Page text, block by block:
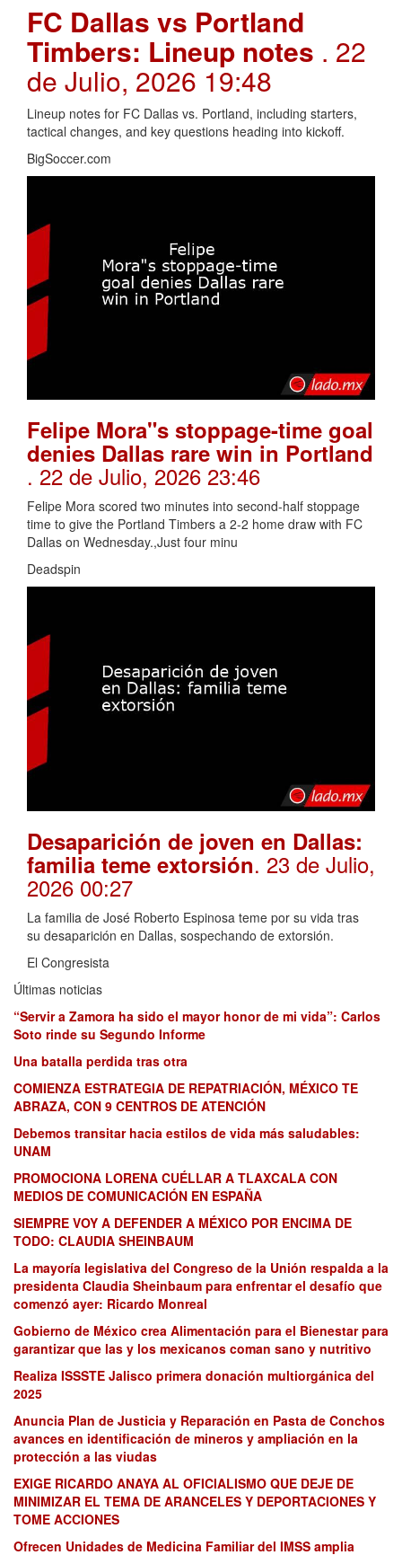
FC Dallas vs Portland
Timbers: Lineup notes . 22
de Julio, 2026 19:48
Lineup notes for FC Dallas vs. Portland, including starters,
tactical changes, and key questions heading into kickoff.
BigSoccer.com
Felipe Mora"s stoppage-time goal
denies Dallas rare win in Portland
. 22 de Julio, 2026 23:46
Felipe Mora scored two minutes into second-half stoppage
time to give the Portland Timbers a 2-2 home draw with FC
Dallas on Wednesday.,Just four minu
Deadspin
Desaparición de joven en Dallas:
familia teme extorsión. 23 de Julio,
2026 00:27
La familia de José Roberto Espinosa teme por su vida tras
su desaparición en Dallas, sospechando de extorsión.
El Congresista
Últimas noticias
“Servir a Zamora ha sido el mayor honor de mi vida”: Carlos
Soto rinde su Segundo Informe
Una batalla perdida tras otra
COMIENZA ESTRATEGIA DE REPATRIACIÓN, MÉXICO TE
ABRAZA, CON 9 CENTROS DE ATENCIÓN
Debemos transitar hacia estilos de vida más saludables:
UNAM
PROMOCIONA LORENA CUÉLLAR A TLAXCALA CON
MEDIOS DE COMUNICACIÓN EN ESPAÑA
SIEMPRE VOY A DEFENDER A MÉXICO POR ENCIMA DE
TODO: CLAUDIA SHEINBAUM
La mayoría legislativa del Congreso de la Unión respalda a la
presidenta Claudia Sheinbaum para enfrentar el desafío que
comenzó ayer: Ricardo Monreal
Gobierno de México crea Alimentación para el Bienestar para
garantizar que las y los mexicanos coman sano y nutritivo
Realiza ISSSTE Jalisco primera donación multiorgánica del
2025
Anuncia Plan de Justicia y Reparación en Pasta de Conchos
avances en identificación de mineros y ampliación en la
protección a las viudas
EXIGE RICARDO ANAYA AL OFICIALISMO QUE DEJE DE
MINIMIZAR EL TEMA DE ARANCELES Y DEPORTACIONES Y
TOME ACCIONES
Ofrecen Unidades de Medicina Familiar del IMSS amplia